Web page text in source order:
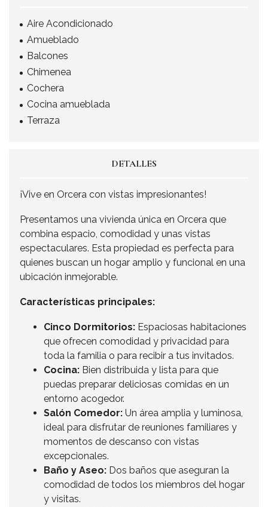
Aire Acondicionado
Amueblado
Balcones
Chimenea
Cochera
Cocina amueblada
Terraza
DETALLES
¡Vive en Orcera con vistas impresionantes!
Presentamos una vivienda única en Orcera que
combina espacio, comodidad y unas vistas
espectaculares. Esta propiedad es perfecta para
quienes buscan un hogar amplio y funcional en una
ubicación inmejorable.
Características principales:
Cinco Dormitorios: Espaciosas habitaciones
que ofrecen comodidad y privacidad para
toda la familia o para recibir a tus invitados.
Cocina: Bien distribuida y lista para que
puedas preparar deliciosas comidas en un
entorno acogedor.
Salón Comedor: Un área amplia y luminosa,
ideal para disfrutar de reuniones familiares y
momentos de descanso con vistas
excepcionales.
Baño y Aseo: Dos baños que aseguran la
comodidad de todos los miembros del hogar
y visitas.